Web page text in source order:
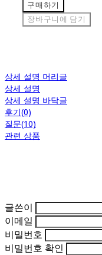
구매하기
장바구니에 담기
상세 설명 머리글
상세 설명
상세 설명 바닥글
후기(0)
질문(10)
관련 상품
글쓴이
이메일
비밀번호
비밀번호 확인